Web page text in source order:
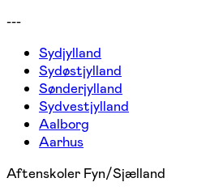
---
Sydjylland
Sydøstjylland
Sønderjylland
Sydvestjylland
Aalborg
Aarhus
Aftenskoler Fyn/Sjælland